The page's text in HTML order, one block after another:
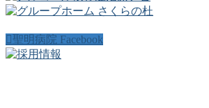
聖明病院 Facebook